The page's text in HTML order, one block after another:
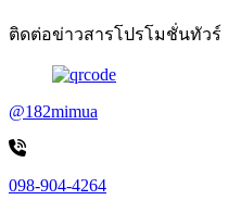
ติดต่อข่าวสารโปรโมชั่นทัวร์
@182mimua
098-904-4264